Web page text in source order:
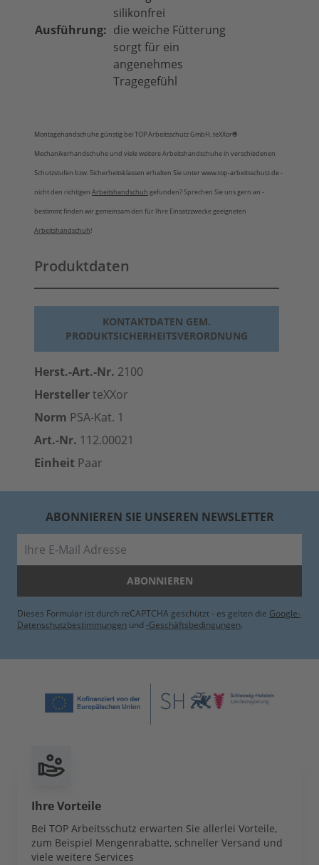
Ausführung:
silikonfrei
die weiche Fütterung
sorgt für ein
angenehmes
Tragegefühl
Montagehandschuhe günstig bei TOP Arbeitsschutz GmbH. teXXor®
Mechanikerhandschuhe und viele weitere Arbeitshandschuhe in verschiedenen
Schutzstufen bzw. Sicherheitsklassen erhalten Sie unter www.top-arbeitsschutz.de -
nicht den richtigen Arbeitshandschuh gefunden? Sprechen Sie uns gern an -
bestimmt finden wir gemeinsam den für Ihre Einsatzzwecke geeigneten
Arbeitshandschuh!
Produktdaten
KONTAKTDATEN GEM.
PRODUKTSICHERHEITSVERORDNUNG
Herst.-Art.-Nr. 2100
HerstellerteXXor
Norm PSA-Kat. 1
Art.-Nr. 112.00021
Einheit Paar
ABONNIEREN SIE UNSEREN NEWSLETTER
ABONNIEREN
Dieses Formular ist durch reCAPTCHA geschützt - es gelten die Google-
Datenschutzbestimmungen und -Geschäftsbedingungen.
Ihre Vorteile
Bei TOP Arbeitsschutz erwarten Sie allerlei Vorteile,
zum Beispiel Mengenrabatte, schneller Versand und
viele weitere Services